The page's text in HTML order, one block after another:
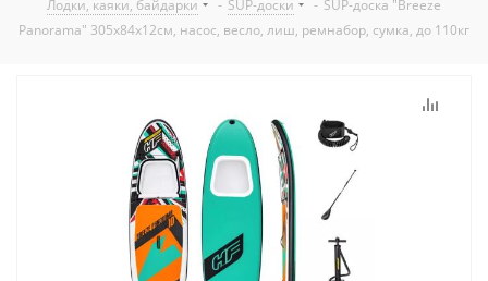
Лодки, каяки, байдарки
- SUP-доски - SUP-доска "Breeze
Panorama" 305x84x12см, насос, весло, лиш, ремнабор, сумка, до 110кг